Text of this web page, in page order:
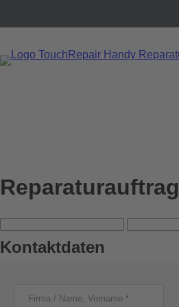
Reparaturauftrag
Kontaktdaten